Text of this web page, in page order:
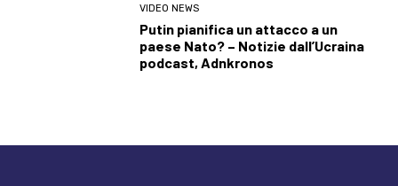
VIDEO NEWS
Putin pianifica un attacco a un
paese Nato? – Notizie dall’Ucraina
podcast, Adnkronos